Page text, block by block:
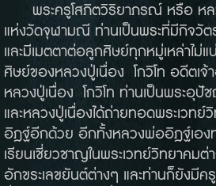
พระครูโสภิตวิริยาภรณ์ หรือ หล
แห่งวัดจุฬามณี ท่านเป็นพระที่มีกิจวัต
และมีเมตตาต่อลูกศิษย์ทุกหมู่เหล่าไม่
ศิษย์ของหลวงปู่เนื่อง โกวิโท อดีตเ
หลวงปู่เนื่อง โกวิโท ท่านเป็นพระอุ
และหลวงปู่เนื่องได้ถ่ายทอดพระเวท
อิฎฐ์อีกด้วย อีกทั้งหลวงพ่ออิฎฐ์เองท่
เรียนเชี่ยวชาญในพระเวทย์วิทยาคมต่
อักขระเลขยันต์ต่างๆ และท่านก็ยังมีค